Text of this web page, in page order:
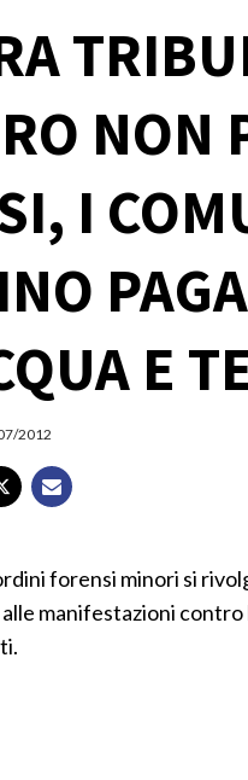
NON
I
E
2012
forensi minori si
manifestazioni